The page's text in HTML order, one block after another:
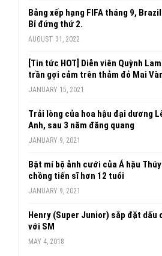
Bảng xếp hạng FIFA tháng 9,
Bỉ đứng thứ 2.
AUGUST 31, 2022
[Tin tức HOT] Diễn viên Quỳnh
trần gợi cảm trên thảm đỏ Mai
JANUARY 15, 2021
Trải lòng của hoa hậu đại dương
Anh, sau 3 năm đăng quang
JANUARY 9, 2021
Bật mí bộ ảnh cưới của Á hậu
chồng tiến sĩ hơn 12 tuổi
JANUARY 9, 2021
Henry (Super Junior) sắp đặt dấu
với SM
MAY 4, 2018